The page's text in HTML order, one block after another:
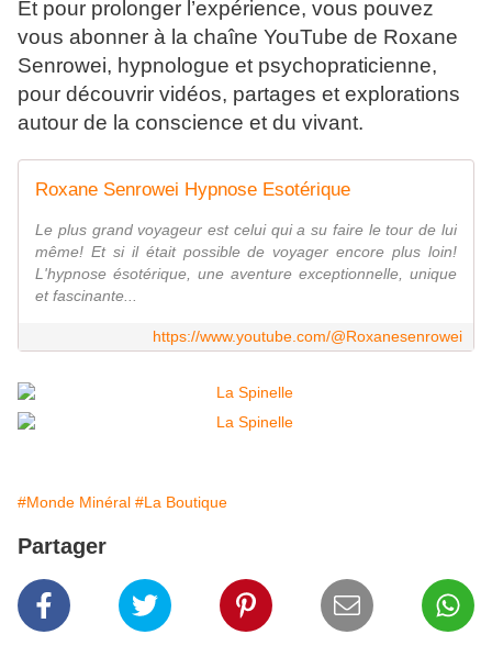
Et pour prolonger l’expérience, vous pouvez
vous abonner à la chaîne YouTube de Roxane
Senrowei, hypnologue et psychopraticienne,
pour découvrir vidéos, partages et explorations
autour de la conscience et du vivant.
Roxane Senrowei Hypnose Esotérique
Le plus grand voyageur est celui qui a su faire le tour de lui
même! Et si il était possible de voyager encore plus loin!
L'hypnose ésotérique, une aventure exceptionnelle, unique
et fascinante...
https://www.youtube.com/@Roxanesenrowei
#Monde Minéral #La Boutique
Partager